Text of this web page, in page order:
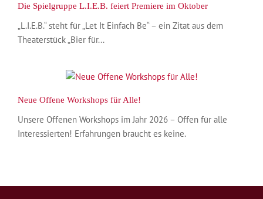
Die Spielgruppe L.I.E.B. feiert Premiere im Oktober
„L.I.E.B.“ steht für „Let It Einfach Be“ – ein Zitat aus dem
Theaterstück „Bier für...
Neue Offene Workshops für Alle!
Unsere Offenen Workshops im Jahr 2026 – Offen für alle
Interessierten! Erfahrungen braucht es keine.